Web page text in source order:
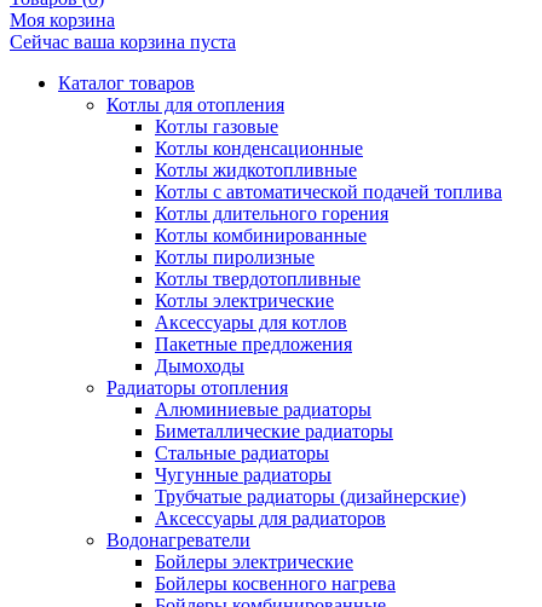
Моя корзина
Сейчас ваша корзина пуста
Каталог товаров
Котлы для отопления
Котлы газовые
Котлы конденсационные
Котлы жидкотопливные
Котлы с автоматической подачей топлива
Котлы длительного горения
Котлы комбинированные
Котлы пиролизные
Котлы твердотопливные
Котлы электрические
Аксессуары для котлов
Пакетные предложения
Дымоходы
Радиаторы отопления
Алюминиевые радиаторы
Биметаллические радиаторы
Стальные радиаторы
Чугунные радиаторы
Трубчатые радиаторы (дизайнерские)
Аксессуары для радиаторов
Водонагреватели
Бойлеры электрические
Бойлеры косвенного нагрева